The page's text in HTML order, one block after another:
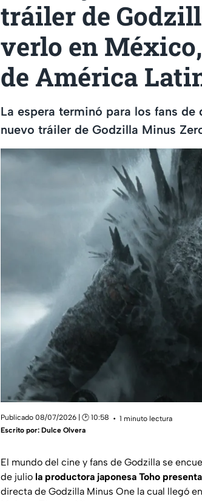
tráiler de
verlo en
de América
La espera terminó para los fans
nuevo tráiler de Godzilla Minus
Publicado 08/07/2026 | 🕑 10:58
1 minuto lectura
Escrito por: Dulce Olvera
El mundo del cine y fans de Godzilla se
de julio la productora japonesa Toho
directa de Godzilla Minus One la cual llegó